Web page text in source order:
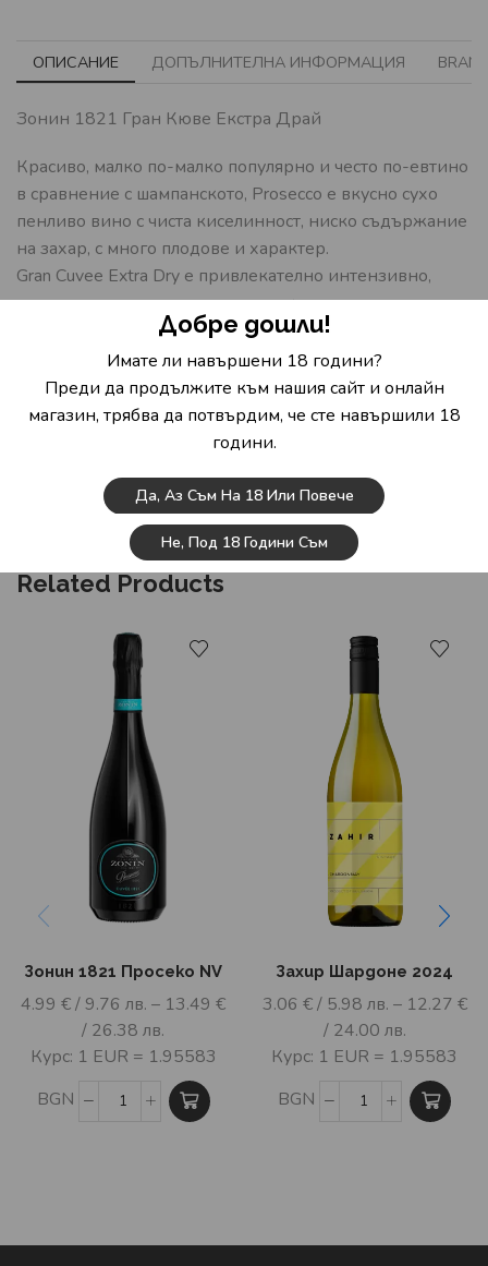
Добре дошли!
Имате ли навършени 18 години?
Преди да продължите към нашия сайт и онлайн
магазин, трябва да потвърдим, че сте навършили 18
години.
Да, Аз Съм На 18 Или Повече
Не, Под 18 Години Съм
ОПИСАНИЕ ДОПЪЛНИТЕЛНА ИНФОРМАЦИЯ
Зонин 1821 Гран Кюве Екстра Драй
Красиво, малко по-малко популярно и често по-евтино
в сравнение с шампанското, Prosecco е вкусно сухо
пенливо вино с чиста киселинност, ниско съдържание
на захар, с много плодове и характер.
Gran Cuvee Extra Dry e привлекателно интензивно,
много плодово и ароматно, с нотки на цветя от
глициния и ябълки Rennet.
На небце е добре балансирано, привлекателно и
плодово с изключително елегантна нотка на цвят от
Отличен аперитив, може да се сервира и по време на
хранене – включително десерт – стига ястията да са
леки и деликатни.
Related Products
Зонин 1821 Просеко NV
4.99€/ 9.76 лв.– 13.49€
/ 26.38 лв.
Курс: 1 EUR = 1.95583
BGN
Захир Шардоне 2024
3.06 €/ 5.98 лв. – 12.27 €
/ 24.00 лв.
Курс: 1 EUR = 1.95583
BGN